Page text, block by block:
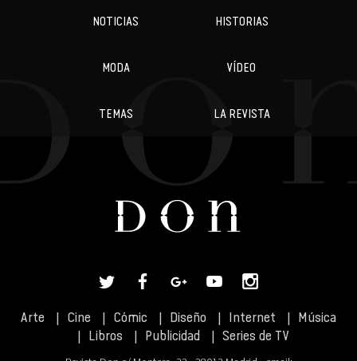
NOTICIAS HISTORIAS
MODA VÍDEO
TEMAS LA REVISTA
Arte Cine Cómic Diseño Internet
Música
Libros
Publicidad Series de TV